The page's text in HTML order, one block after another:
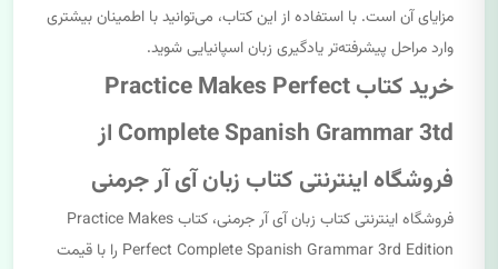
مزایای آن است. با استفاده از این کتاب، می‌توانید با اطمینان بیشتری
وارد مراحل پیشرفته‌تر یادگیری زبان اسپانیایی شوید.
خرید کتاب Practice Makes Perfect
Complete Spanish Grammar 3td از
فروشگاه اینترنتی کتاب زبان آی آر جرمنی
فروشگاه اینترنتی کتاب زبان آی آر جرمنی، کتاب Practice Makes
Perfect Complete Spanish Grammar 3rd Edition را با قیمت